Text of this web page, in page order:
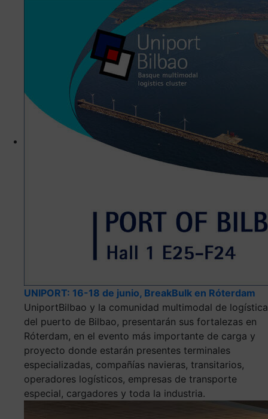
UNIPORT: 16-18 de junio, BreakBulk en Róterdam
UniportBilbao y la comunidad multimodal de logística
del puerto de Bilbao, presentarán sus fortalezas en
Róterdam, en el evento más importante de carga y
proyecto donde estarán presentes terminales
especializadas, compañías navieras, transitarios,
operadores logísticos, empresas de transporte
especial, cargadores y toda la industria.